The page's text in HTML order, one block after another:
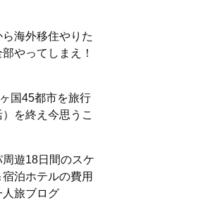
海外移住やりた
やってしまえ！
国45都市を旅行
）を終え今思うこ
周遊18日間のスケ
泊ホテルの費用
人旅ブログ